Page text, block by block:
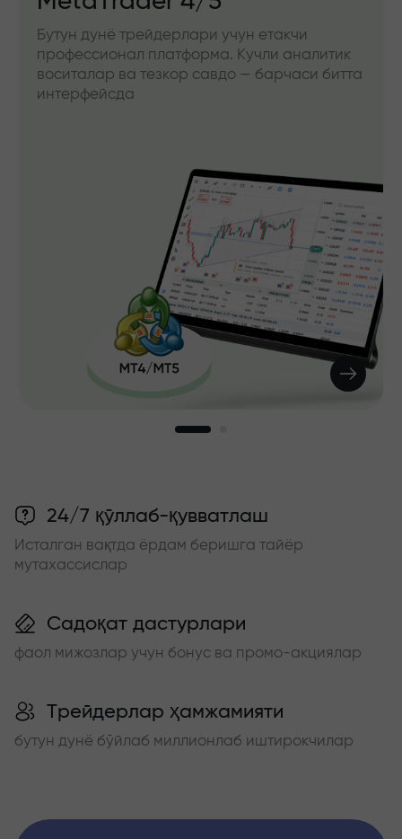
Бутун дунё трейдерлари учун етакчи
профессионал платформа. Кучли аналитик
воситалар ва тезкор савдо — барчаси битта
интерфейсда
24/7 қўллаб-қувватлаш
Исталган вақтда ёрдам беришга тайёр
мутахассислар
Садоқат дастурлари
фаол мижозлар учун бонус ва промо-акциялар
Трейдерлар ҳамжамияти
бутун дунё бўйлаб миллионлаб иштирокчилар